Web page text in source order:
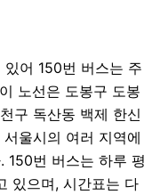
어 150번 버스는 주
노선은 도봉구 도봉
구 독산동 백제 한신
울시의 여러 지역에
150번 버스는 하루 평
있으며, 시간표는 다